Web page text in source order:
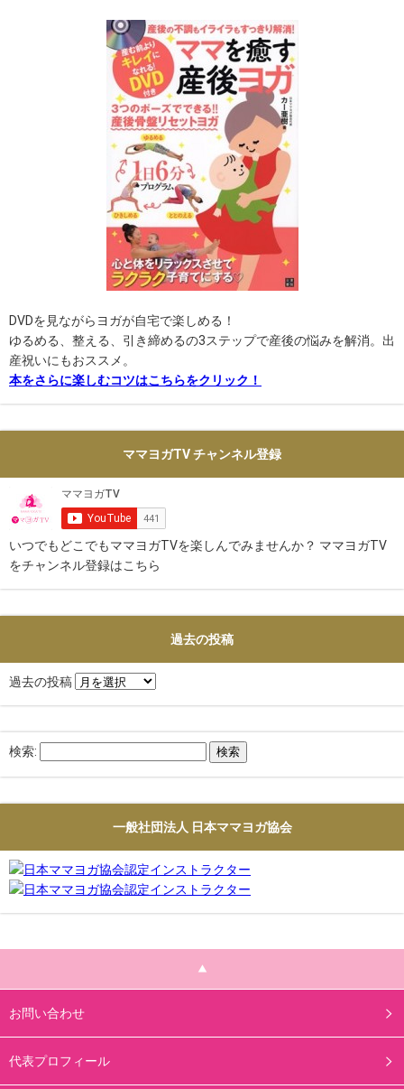
DVDを見ながらヨガが自宅で楽しめる！
ゆるめる、整える、引き締めるの3ステップで産後の悩みを解消。出
産祝いにもおススメ。
本をさらに楽しむコツはこちらをクリック！
ママヨガTV チャンネル登録
いつでもどこでもママヨガTVを楽しんでみませんか？ ママヨガTV
をチャンネル登録はこちら
過去の投稿
過去の投稿
検索:
一般社団法人 日本ママヨガ協会
お問い合わせ
代表プロフィール